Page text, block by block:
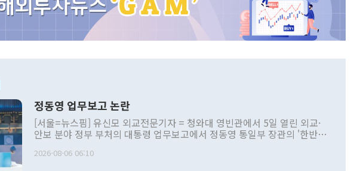
정동영 업무보고 논란
[서울=뉴스핌] 유신모 외교전문기자 = 청와대 영빈관에서 5일 열린 외교·
안보 분야 정부 부처의 대통령 업무보고에서 정동영 통일부 장관의 '한반도
발언 중에는 정부 내 조율을 거치지 않은 사안을 정책으로 추진하겠다고 공
2026-08-06 06:10